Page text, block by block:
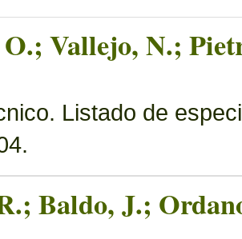
Vallejo, N.;
Listado de
Baldo, J.;